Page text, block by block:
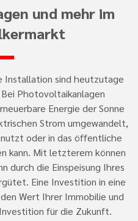
und mehr im
Installation sind heutzutage
Photovoltaikanlagen
Energie der Sonne
Strom umgewandelt,
oder in das öffentliche
kann. Mit letzterem können
durch die Einspeisung Ihres
Eine Investition in eine
Wert Ihrer Immobilie und
für die Zukunft.